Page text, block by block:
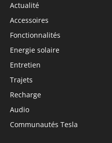
Actualité
Accessoires
Fonctionnalités
Energie solaire
Entretien
Trajets
Recharge
Audio
Communautés Tesla